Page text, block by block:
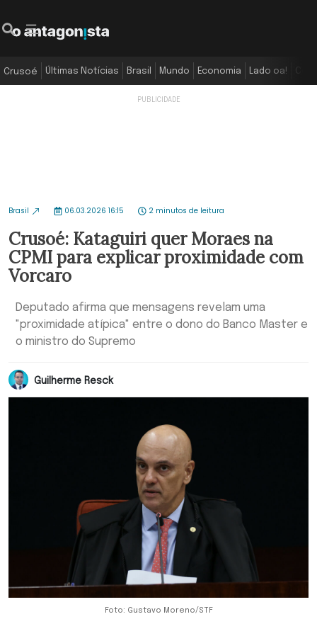
Crusoé Últimas Notícias Brasil Mundo Economia Lado oa!
Brasil 06.03.2026 16:15 2 minutos de leitura
Crusoé: Kataguiri quer Moraes na
CPMI para explicar proximidade com
Vorcaro
Deputado afirma que mensagens revelam uma
"proximidade atípica" entre o dono do Banco Master e
o ministro do Supremo
Guilherme Resck
Foto: Gustavo Moreno/STF